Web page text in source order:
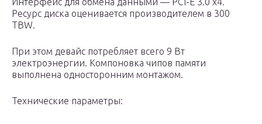
Ресурс диска оценивается производителем в 300
TBW.
При этом девайс потребляет всего 9 Вт
электроэнергии. Компоновка чипов памяти
выполнена односторонним монтажом.
Технические параметры: